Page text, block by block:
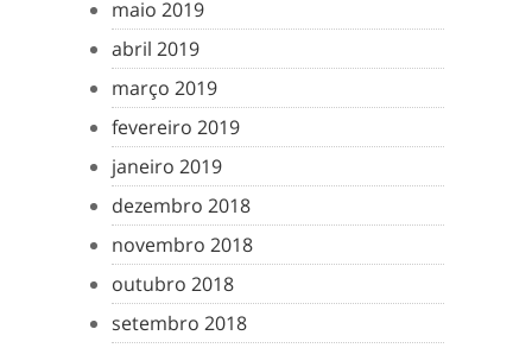
maio 2019
abril 2019
março 2019
fevereiro 2019
janeiro 2019
dezembro 2018
novembro 2018
outubro 2018
setembro 2018